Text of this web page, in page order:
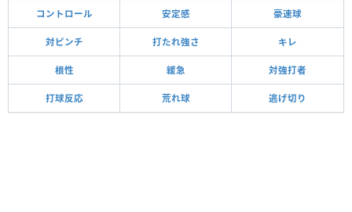
コントロール 安定感 豪速球
対ピンチ 打たれ強さ キレ
根性 緩急 対強打者
打球反応 荒れ球 逃げ切り